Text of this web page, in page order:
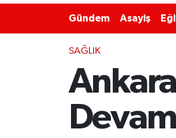
Gündem Asayiş
SAĞLIK
Ekonomi
Gündem
Kim Kimdir Nereli
Tüm Manşetler
Son Dakika Haberleri